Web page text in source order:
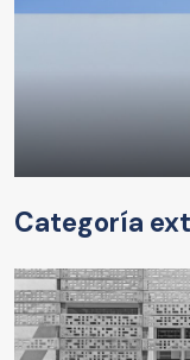
Categoría